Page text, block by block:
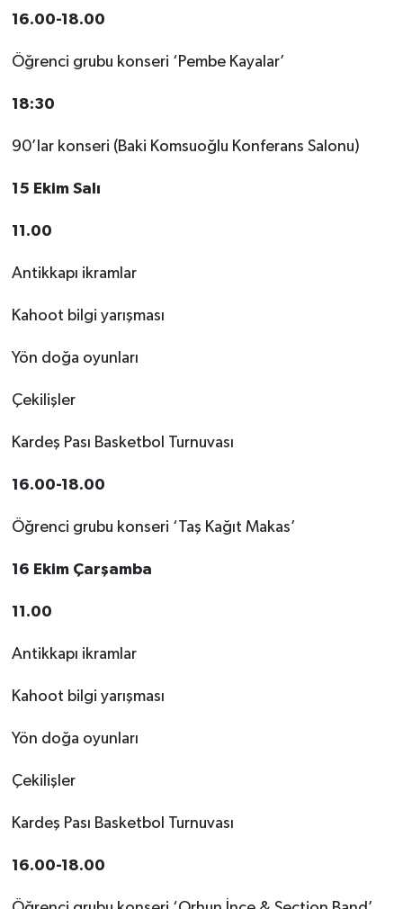
16.00-18.00
Öğrenci grubu konseri ‘Pembe Kayalar’
18:30
90’lar konseri (Baki Komsuoğlu Konferans Salonu)
15 Ekim Salı
11.00
Antikkapı ikramlar
Kahoot bilgi yarışması
Yön doğa oyunları
Çekilişler
Kardeş Pası Basketbol Turnuvası
16.00-18.00
Öğrenci grubu konseri ‘Taş Kağıt Makas’
16 Ekim Çarşamba
11.00
Antikkapı ikramlar
Kahoot bilgi yarışması
Yön doğa oyunları
Çekilişler
Kardeş Pası Basketbol Turnuvası
16.00-18.00